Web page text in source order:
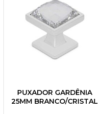
PUXADOR GARDÊNIA
25MM BRANCO/CRISTAL